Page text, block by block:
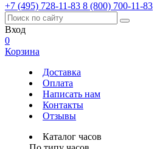
+7 (495) 728-11-83 8 (800) 700-11-83
Вход
0
Корзина
Доставка
Оплата
Написать нам
Контакты
Отзывы
Каталог часов